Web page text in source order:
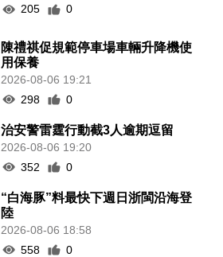
205
0
陳禮祺促規範停車場車輛升降機使
用保養
2026-08-06 19:21
298
0
治安警雷霆行動截3人逾期逗留
2026-08-06 19:20
352
0
“白海豚”料最快下週日浙閩沿海登
陸
2026-08-06 18:58
558
0